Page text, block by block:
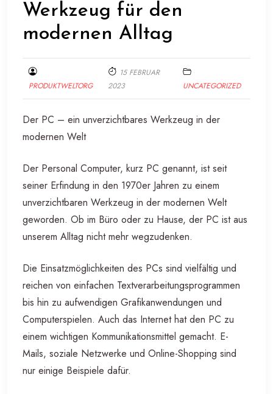
Werkzeug für den
modernen Alltag
PRODUKTWELTORG
15 FEBRUAR
2023
UNCATEGORIZED
Der PC – ein unverzichtbares Werkzeug in der
modernen Welt
Der Personal Computer, kurz PC genannt, ist seit
seiner Erfindung in den 1970er Jahren zu einem
unverzichtbaren Werkzeug in der modernen Welt
geworden. Ob im Büro oder zu Hause, der PC ist aus
unserem Alltag nicht mehr wegzudenken.
Die Einsatzmöglichkeiten des PCs sind vielfältig und
reichen von einfachen Textverarbeitungsprogrammen
bis hin zu aufwendigen Grafikanwendungen und
Computerspielen. Auch das Internet hat den PC zu
einem wichtigen Kommunikationsmittel gemacht. E-
Mails, soziale Netzwerke und Online-Shopping sind
nur einige Beispiele dafür.